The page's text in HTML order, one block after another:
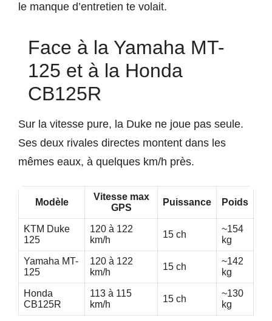
le manque d’entretien te volait.
Face à la Yamaha MT-
125 et à la Honda
CB125R
Sur la vitesse pure, la Duke ne joue pas seule.
Ses deux rivales directes montent dans les
mêmes eaux, à quelques km/h près.
Modèle
Vitesse max
GPS
Puissance Poids
KTM Duke
125
120 à 122
km/h
15 ch
~154
kg
Yamaha MT-
125
120 à 122
km/h
15 ch
~142
kg
Honda
CB125R
113 à 115
km/h
15 ch
~130
kg